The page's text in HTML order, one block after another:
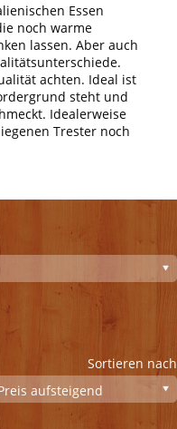
Essen
noch warme
lassen. Aber auch
achten. Ideal ist
steht und
Idealerweise
Trester noch
Sortieren nach